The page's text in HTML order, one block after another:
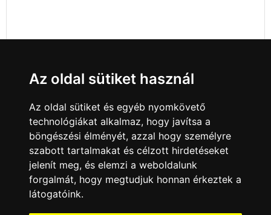
Minden jog fenntartva © 2008 - 2026
Az oldal sütiket használ
Az oldal sütiket és egyéb nyomkövető
technológiákat alkalmaz, hogy javítsa a
böngészési élményét, azzal hogy személyre
szabott tartalmakat és célzott hirdetéseket
jelenít meg, és elemzi a weboldalunk
forgalmát, hogy megtudjuk honnan érkeztek a
látogatóink.